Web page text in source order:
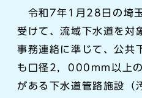
令和7年1月28日の埼玉
受けて、流域下水道を対
事務連絡に準じて、公共
も口径2，000mm以上
がある下水道管路施設（